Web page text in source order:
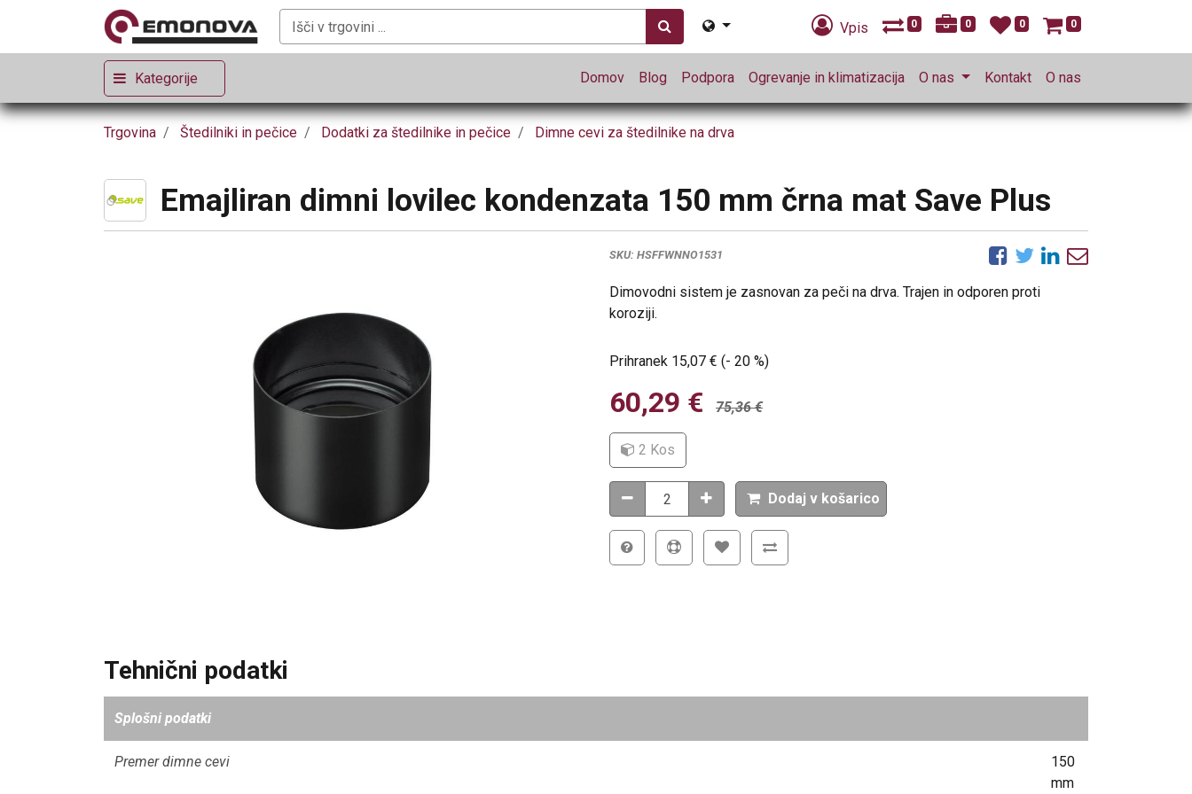
Vpis 0 0 0 0
Kategorije Domov Blog Podpora Ogrevanje in klimatizacija O nas Kontakt O nas
Trgovina Štedilniki in pečice Dodatki za štedilnike in pečice Dimne cevi za štedilnike na drva
Emajliran dimni lovilec kondenzata 150 mm črna mat Save Plus
SKU: HSFFWNNO1531
Dimovodni sistem je zasnovan za peči na drva. Trajen in odporen proti
koroziji.
Prihranek 15,07 € (- 20 %)
60,29 € 75,36€
2 Kos
Dodaj v košarico
Tehnični podatki
Splošni podatki
Premer dimne cevi
150
mm